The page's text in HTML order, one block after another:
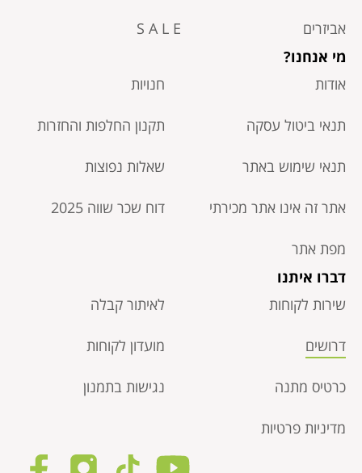
אביזרים
S A L E
מי אנחנו?
אודות
חנויות
תנאי ביטול עסקה​ תקנון החלפות והחזרות
תנאי שימוש באתר שאלות נפוצות
אתר זה אינו אתר מכירתי דוח שכר שווה 2025
מפת אתר
דברו איתנו
שירות לקוחות
לאיתור קבלה
דרושים מועדון לקוחות
כרטיס מתנה נגישות בתמנון
מדיניות פרטיות